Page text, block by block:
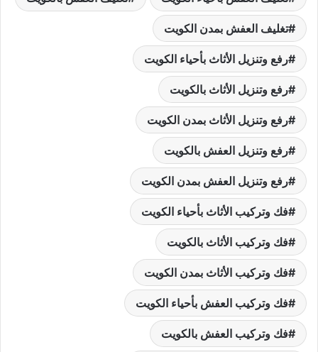
تغليف العفش بمدن الكويت
رفع وتنزيل الأثاث بأحياء الكويت
رفع وتنزيل الأثاث بالكويت
رفع وتنزيل الأثاث بمدن الكويت
رفع وتنزيل العفش بالكويت
رفع وتنزيل العفش بمدن الكويت
فك وتركيب الأثاث بأحياء الكويت
فك وتركيب الأثاث بالكويت
فك وتركيب الأثاث بمدن الكويت
فك وتركيب العفش بأحياء الكويت
فك وتركيب العفش بالكويت